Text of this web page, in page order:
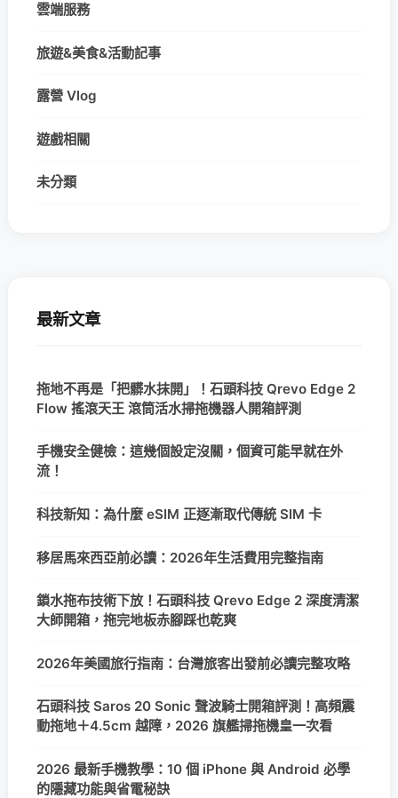
雲端服務
旅遊&美食&活動記事
露營 Vlog
遊戲相關
未分類
最新文章
拖地不再是「把髒水抹開」！石頭科技 Qrevo Edge 2
Flow 搖滾天王 滾筒活水掃拖機器人開箱評測
手機安全健檢：這幾個設定沒關，個資可能早就在外
流！
科技新知：為什麼 eSIM 正逐漸取代傳統 SIM 卡
移居馬來西亞前必讀：2026年生活費用完整指南
鎖水拖布技術下放！石頭科技 Qrevo Edge 2 深度清潔
大師開箱，拖完地板赤腳踩也乾爽
2026年美國旅行指南：台灣旅客出發前必讀完整攻略
石頭科技 Saros 20 Sonic 聲波騎士開箱評測！高頻震
動拖地＋4.5cm 越障，2026 旗艦掃拖機皇一次看
2026 最新手機教學：10 個 iPhone 與 Android 必學
的隱藏功能與省電秘訣